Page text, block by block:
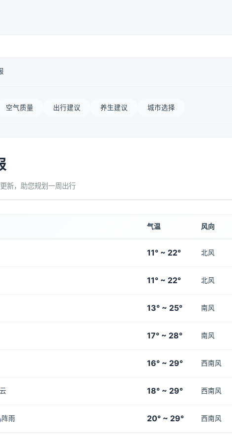
空气质量 出行建议 养生建议 城市选择
新，助您规划一周出行
气温 风向
11° ~ 22° 北风
11° ~ 22° 北风
13° ~ 25° 南风
17° ~ 28° 南风
16° ~ 29° 西南风
18° ~ 29° 西南风
阵雨 20° ~ 29° 西南风